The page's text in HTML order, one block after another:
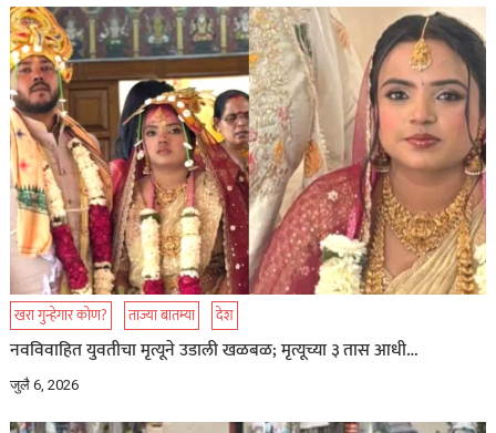
खरा गुन्हेगार कोण? ताज्या बातम्या देश
नवविवाहित युवतीचा मृत्यूने उडाली खळबळ; मृत्यूच्या ३ तास ​​आधी…
जुलै 6, 2026